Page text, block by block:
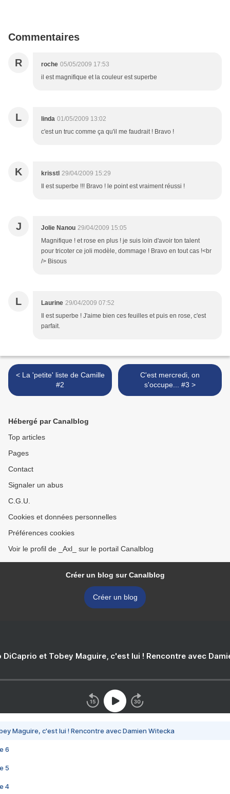
Commentaires
R roche 05/05/2009 17:53
il est magnifique et la couleur est superbe
L linda 01/05/2009 13:02
c'est un truc comme ça qu'il me faudrait ! Bravo !
K krisstl 29/04/2009 15:29
Il est superbe !!! Bravo ! le point est vraiment réussi !
J Jolie Nanou 29/04/2009 15:05
Magnifique ! et rose en plus ! je suis loin d'avoir ton talent
pour tricoter ce joli modèle, dommage ! Bravo en tout cas !<br
/> Bisous
L Laurine 29/04/2009 07:52
Il est superbe ! J'aime bien ces feuilles et puis en rose, c'est
parfait.
< La 'petite' liste de Camille
#2
C'est mercredi, on
s'occupe... #3 >
Hébergé par Canalblog
Top articles
Pages
Contact
Signaler un abus
C.G.U.
Cookies et données personnelles
Préférences cookies
Voir le profil de _Axl_ sur le portail Canalblog
Créer un blog sur Canalblog
Créer un blog
DiCaprio et Tobey Maguire, c'est lui ! Rencontre avec
Maguire, c'est lui ! Rencontre avec Damien Witecka
6
5
4